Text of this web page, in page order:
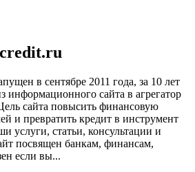
в сентябре 2011 года, за 10 лет
информационного сайта в агрегатор
сайта повысить финансовую
и превратить кредит в инструмент
услуги, статьи, консультации и
посвящен банкам, финансам,
если вы...